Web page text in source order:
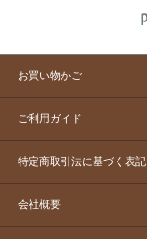
お買い物かご
ご利用ガイド
特定商取引法に基づく表記
会社概要